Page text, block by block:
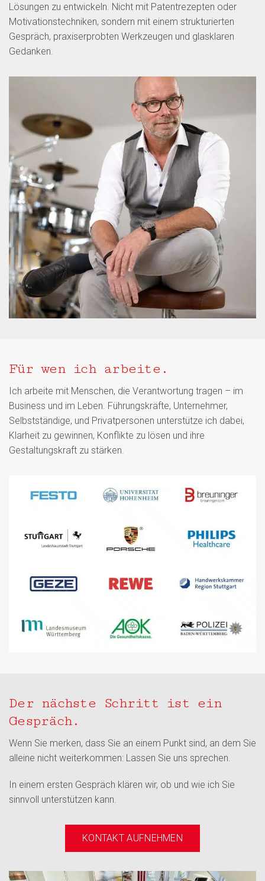
Lösungen zu entwickeln. Nicht mit Patentrezepten oder
Motivationstechniken, sondern mit einem strukturierten
Gespräch, praxiserprobten Werkzeugen und glasklaren
Gedanken.
Für wen ich arbeite.
Ich arbeite mit Menschen, die Verantwortung tragen – im
Business und im Leben. Führungskräfte, Unternehmer,
Selbstständige, und Privatpersonen unterstütze ich dabei,
Klarheit zu gewinnen, Konflikte zu lösen und ihre
Gestaltungskraft zu stärken.
Der nächste Schritt ist ein
Gespräch.
Wenn Sie merken, dass Sie an einem Punkt sind, an dem Sie
alleine nicht weiterkommen: Lassen Sie uns sprechen.
In einem ersten Gespräch klären wir, ob und wie ich Sie
sinnvoll unterstützen kann.
KONTAKT AUFNEHMEN